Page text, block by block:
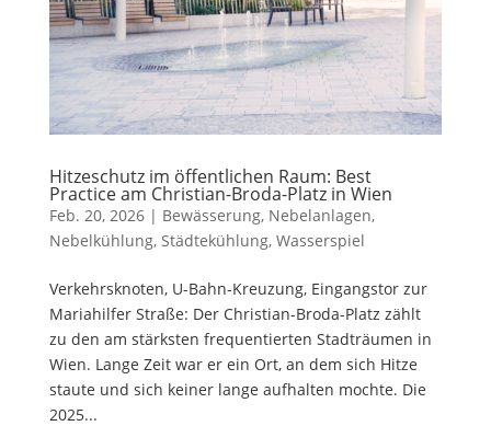
Hitzeschutz im öffentlichen Raum: Best
Practice am Christian-Broda-Platz in Wien
Feb. 20, 2026| Bewässerung, Nebelanlagen,
Nebelkühlung, Städtekühlung, Wasserspiel
Verkehrsknoten, U-Bahn-Kreuzung, Eingangstor zur
Mariahilfer Straße: Der Christian-Broda-Platz zählt
zu den am stärksten frequentierten Stadträumen in
Wien. Lange Zeit war er ein Ort, an dem sich Hitze
staute und sich keiner lange aufhalten mochte. Die
2025...